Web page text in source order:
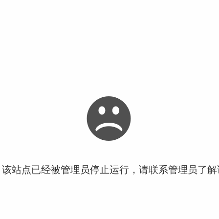
站点已经被管理员停止运行，请联系管理员了